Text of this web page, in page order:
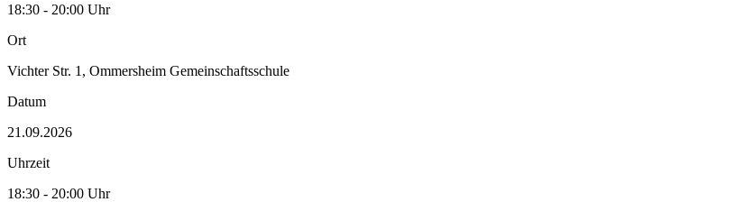
18:30 - 20:00 Uhr
Ort
Vichter Str. 1, Ommersheim Gemeinschaftsschule
Datum
21.09.2026
Uhrzeit
18:30 - 20:00 Uhr